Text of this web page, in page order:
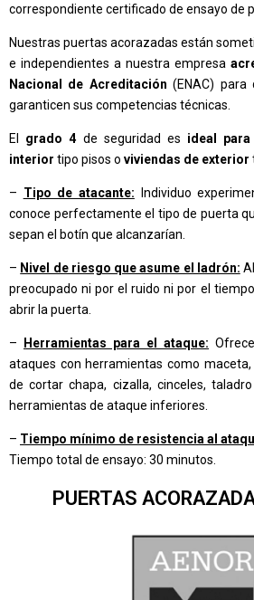
correspondiente certificado de ensayo de
Nuestras puertas acorazadas están
e independientes a nuestra empresa
Nacional de Acreditación (ENAC)
garanticen sus competencias técnicas.
El grado 4de seguridad es ideal
interior tipo pisos o viviendas de exterior
– Tipo de atacante: Individuo
conoce perfectamente el tipo de puerta
sepan el botín que alcanzarían.
– Nivel de riesgo que asume el ladrón:
preocupado ni por el ruido ni por el
abrir la puerta.
– Herramientas para el ataque:
ataques con herramientas como
de cortar chapa, cizalla, cinceles,
herramientas de ataque inferiores.
– Tiempo mínimo de resistencia al
Tiempo total de ensayo: 30 minutos.
PUERTAS